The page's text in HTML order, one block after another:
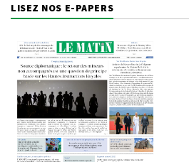
LISEZ NOS E-PAPERS